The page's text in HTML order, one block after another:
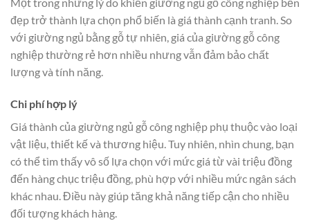
đẹp trở thành lựa chọn phổ biến là giá thành cạnh tranh. So
với giường ngủ bằng gỗ tự nhiên, giá của giường gỗ công
nghiệp thường rẻ hơn nhiều nhưng vẫn đảm bảo chất
lượng và tính năng.
Chi phí hợp lý
Giá thành của giường ngủ gỗ công nghiệp phụ thuộc vào loại
vật liệu, thiết kế và thương hiệu. Tuy nhiên, nhìn chung, bạn
có thể tìm thấy vô số lựa chọn với mức giá từ vài triệu đồng
đến hàng chục triệu đồng, phù hợp với nhiều mức ngân sách
khác nhau. Điều này giúp tăng khả năng tiếp cận cho nhiều
đối tượng khách hàng.